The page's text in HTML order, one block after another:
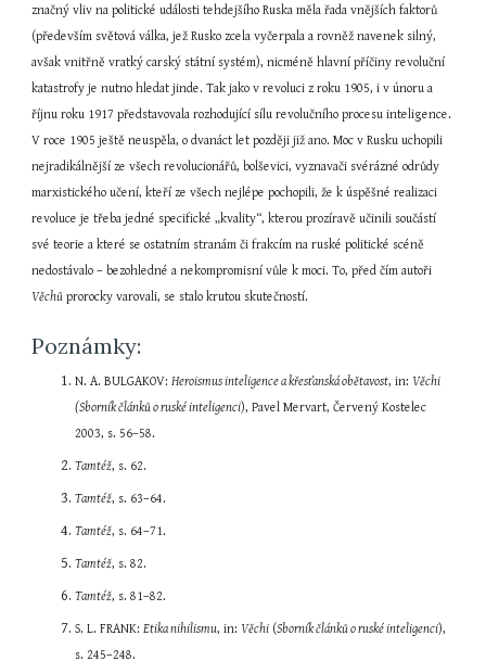
značný vliv na politické události tehdejšího Ruska měla řada vnějších faktorů
(především světová válka, jež Rusko zcela vyčerpala a rovněž navenek silný,
avšak vnitřně vratký carský státní systém), nicméně hlavní příčiny revoluční
katastrofy je nutno hledat jinde. Tak jako v revoluci z roku 1905, i v únoru a
říjnu roku 1917 představovala rozhodující sílu revolučního procesu inteligence.
V roce 1905 ještě neuspěla, o dvanáct let později již ano. Moc v Rusku uchopili
nejradikálnější ze všech revolucionářů, bolševici, vyznavači svérázné odrůdy
marxistického učení, kteří ze všech nejlépe pochopili, že k úspěšné realizaci
revoluce je třeba jedné specifické „kvality“, kterou prozíravě učinili součástí
své teorie a které se ostatním stranám či frakcím na ruské politické scéně
Věchů prorocky varovali, se stalo krutou skutečností.
Poznámky:
N. A. BULGAKOV: Heroismus inteligence a křesťanská obětavost, in: Věchi
(Sborník článků o ruské inteligenci), Pavel Mervart, Červený Kostelec
2003, s. 56–58.
Tamtéž, s. 62.
Tamtéž, s. 63–64.
Tamtéž, s. 64–71.
Tamtéž, s. 82.
Tamtéž, s. 81–82.
S. L. FRANK: Etika nihilismu, in: Věchi (Sborník článků o ruské inteligenci),
s. 245–248.